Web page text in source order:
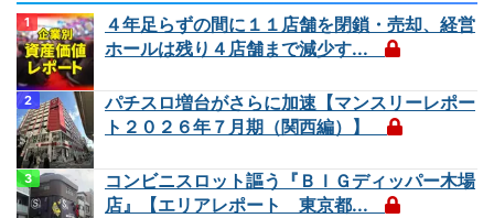
４年足らずの間に１１店舗を閉鎖・売却、経営
ホールは残り４店舗まで減少す...
パチスロ増台がさらに加速【マンスリーレポー
ト２０２６年７月期（関西編）】
コンビニスロット謳う『ＢＩＧディッパー木場
店』【エリアレポート 東京都...